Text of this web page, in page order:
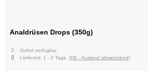
Analdrüsen Drops (350g)
Sofort verfügbar
Lieferzeit: 1 - 3 Tage (DE - Ausland abweichend)